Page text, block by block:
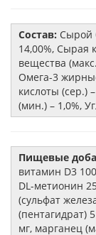
Состав: Сырой
14,00%, Сырая
вещества
Омега-3
кислоты (сер.)
(мин.) – 1,0%,
Пищевые
витамин D3
DL-метионин
(сульфат
(пентагидрат)
мг, марганец